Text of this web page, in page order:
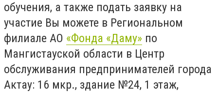
обучения, а также подать заявку на
участие Вы можете в Региональном
филиале АО «Фонда «Даму» по
Мангистауской области в Центр
обслуживания предпринимателей города
Актау: 16 мкр., здание №24, 1 этаж,